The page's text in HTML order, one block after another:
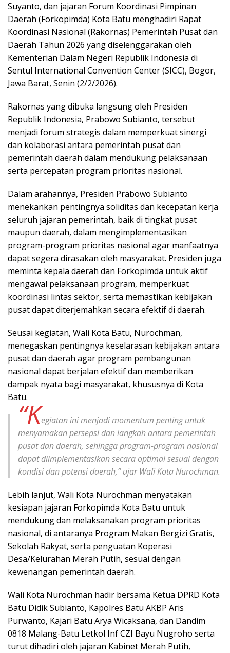
Suyanto, dan jajaran Forum Koordinasi Pimpinan
Daerah (Forkopimda) Kota Batu menghadiri Rapat
Koordinasi Nasional (Rakornas) Pemerintah Pusat dan
Daerah Tahun 2026 yang diselenggarakan oleh
Kementerian Dalam Negeri Republik Indonesia di
Sentul International Convention Center (SICC), Bogor,
Jawa Barat, Senin (2/2/2026).
Rakornas yang dibuka langsung oleh Presiden
Republik Indonesia, Prabowo Subianto, tersebut
menjadi forum strategis dalam memperkuat sinergi
dan kolaborasi antara pemerintah pusat dan
pemerintah daerah dalam mendukung pelaksanaan
serta percepatan program prioritas nasional.
Dalam arahannya, Presiden Prabowo Subianto
menekankan pentingnya soliditas dan kecepatan kerja
seluruh jajaran pemerintah, baik di tingkat pusat
maupun daerah, dalam mengimplementasikan
program-program prioritas nasional agar manfaatnya
dapat segera dirasakan oleh masyarakat. Presiden juga
meminta kepala daerah dan Forkopimda untuk aktif
mengawal pelaksanaan program, memperkuat
koordinasi lintas sektor, serta memastikan kebijakan
pusat dapat diterjemahkan secara efektif di daerah.
Seusai kegiatan, Wali Kota Batu, Nurochman,
menegaskan pentingnya keselarasan kebijakan antara
pusat dan daerah agar program pembangunan
nasional dapat berjalan efektif dan memberikan
dampak nyata bagi masyarakat, khususnya di Kota
Batu.“Kegiatan ini menjadi momentum penting untuk
menyamakan persepsi dan langkah antara pemerintah
pusat dan daerah, sehingga program-program nasional
dapat diimplementasikan secara optimal sesuai dengan
kondisi dan potensi daerah,” ujar Wali Kota Nurochman.
Lebih lanjut, Wali Kota Nurochman menyatakan
kesiapan jajaran Forkopimda Kota Batu untuk
mendukung dan melaksanakan program prioritas
nasional, di antaranya Program Makan Bergizi Gratis,
Sekolah Rakyat, serta penguatan Koperasi
Desa/Kelurahan Merah Putih, sesuai dengan
kewenangan pemerintah daerah.
Wali Kota Nurochman hadir bersama Ketua DPRD Kota
Batu Didik Subianto, Kapolres Batu AKBP Aris
Purwanto, Kajari Batu Arya Wicaksana, dan Dandim
0818 Malang-Batu Letkol Inf CZI Bayu Nugroho serta
turut dihadiri oleh jajaran Kabinet Merah Putih,